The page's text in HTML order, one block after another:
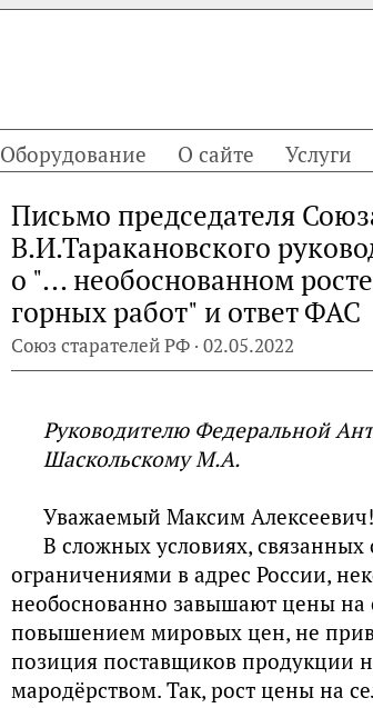
Оборудование О сайте Услуги
Письмо председателя
В.И.Таракановского
о "... необоснованном
горных работ" и ответ ФАС
Союз старателей РФ · 02.05.2022
Руководителю Федеральной
Шаскольскому М.А.
Уважаемый Максим Алексеевич!
В сложных условиях,
ограничениями в адрес России,
необоснованно завышают цены
повышением мировых цен, не
позиция поставщиков продукции
мародёрством. Так, рост цены на